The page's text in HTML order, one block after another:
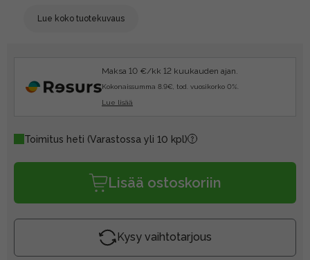
Lue koko tuotekuvaus
Maksa 10 €/kk 12 kuukauden ajan.
Kokonaissumma 8.9€, tod. vuosikorko 0%.
Lue lisää
Toimitus heti (Varastossa yli 10 kpl)
Lisää ostoskoriin
Kysy vaihtotarjous